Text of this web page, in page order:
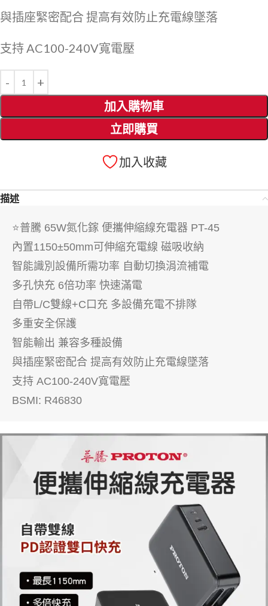
與插座緊密配合 提高有效防止充電線墜落
支持 AC100-240V寬電壓
加入購物車
立即購買
加入收藏
描述
⭐️普騰 65W氮化鎵 便攜伸縮線充電器 PT-45
內置1150±50mm可伸縮充電線 磁吸收納
智能識別設備所需功率 自動切換涓流補電
多孔快充 6倍功率 快速滿電
自帶L/C雙線+C口充 多設備充電不排隊
多重安全保護
智能輸出 兼容多種設備
與插座緊密配合 提高有效防止充電線墜落
支持 AC100-240V寬電壓
BSMI: R46830